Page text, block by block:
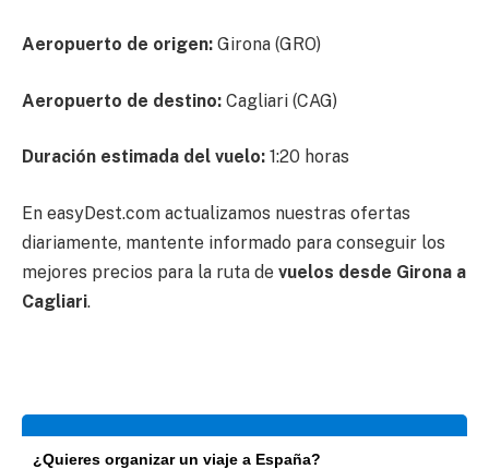
Aeropuerto de origen: Girona (GRO)
Aeropuerto de destino: Cagliari (CAG)
Duración estimada del vuelo: 1:20 horas
En easyDest.com actualizamos nuestras ofertas
diariamente, mantente informado para conseguir los
mejores precios para la ruta de vuelos desde Girona a
Cagliari.
¿Quieres organizar un viaje a España?